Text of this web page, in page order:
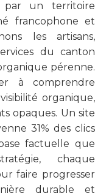
par un territoire
francophone et
les artisans,
du canton
pérenne.
à comprendre
organique,
opaques. Un site
31% des clics
factuelle que
chaque
faire progresser
durable et